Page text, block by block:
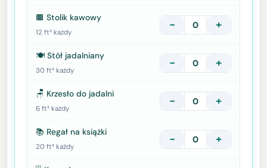
🟫 Stolik kawowy
12 ft³ każdy
− +
🍽️ Stół jadalniany
30 ft³ każdy
− +
🪑 Krzesło do jadalni
6 ft³ każdy
− +
📚 Regał na książki
20 ft³ każdy
− +